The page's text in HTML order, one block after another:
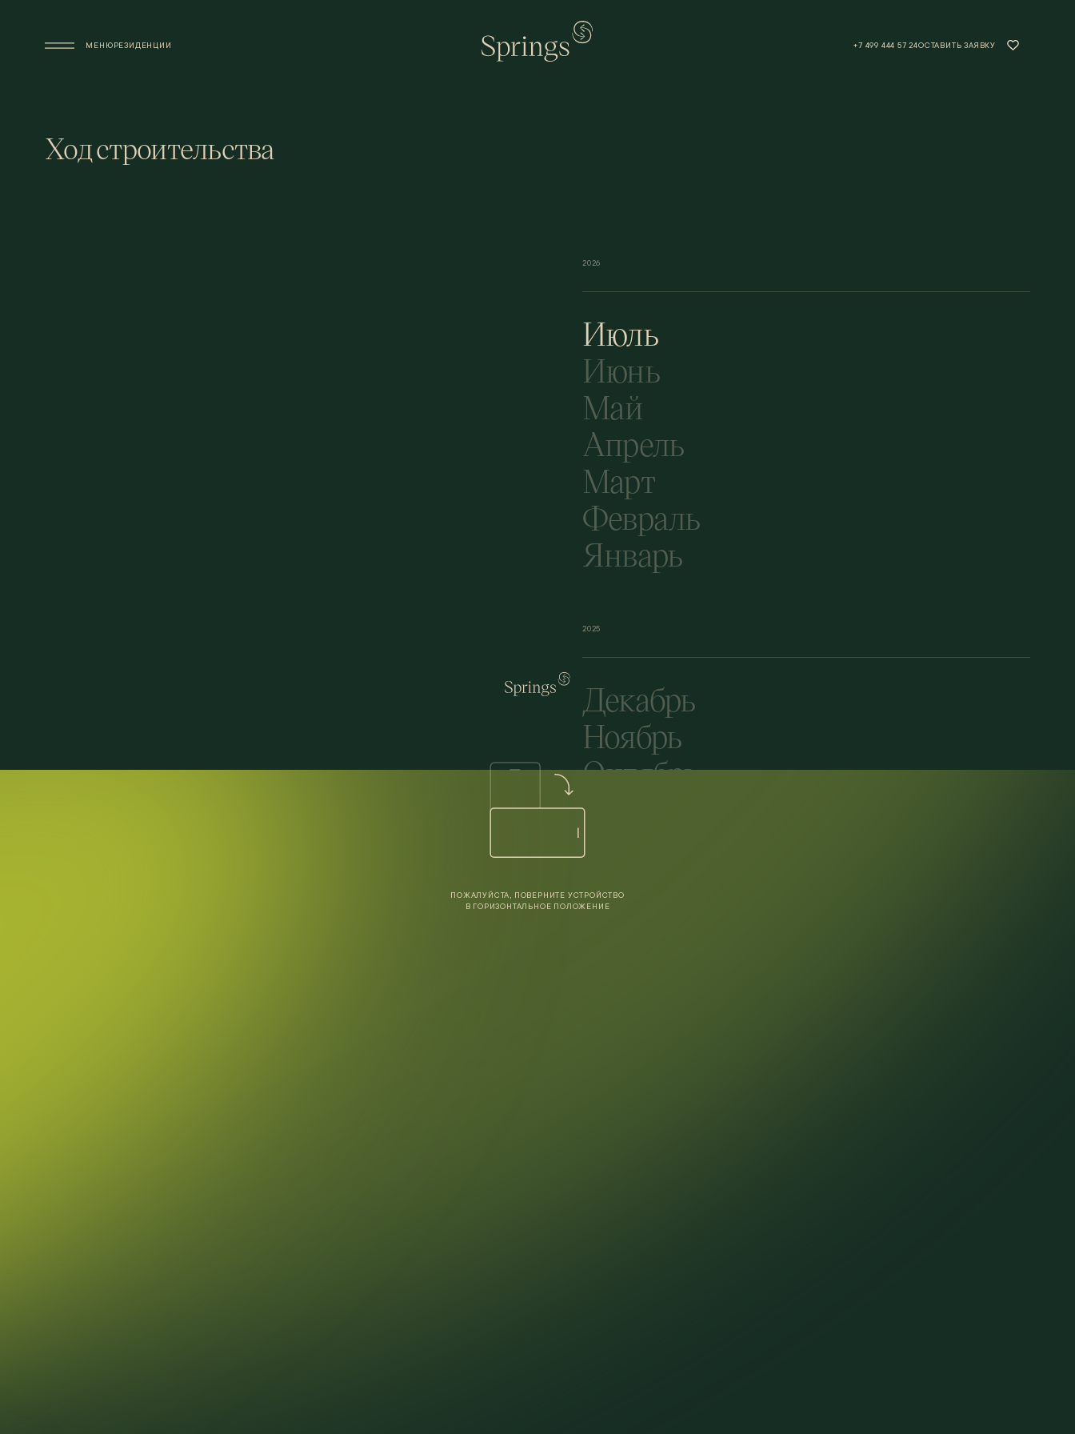
МЕНЮРЕЗИДЕНЦИИ +7 499 444 57 24ОСТАВИТЬ ЗАЯВКУ
Ход строительства
2026
Июль
Июнь
Май
Апрель
Март
Февраль
Январь
2025
Декабрь
Ноябрь
Октябрь
Сентябрь
Август
Июль
Июнь
ПОЖАЛУЙСТА, ПОВЕРНИТЕ УСТРОЙСТВО
В ГОРИЗОНТАЛЬНОЕ ПОЛОЖЕНИЕ